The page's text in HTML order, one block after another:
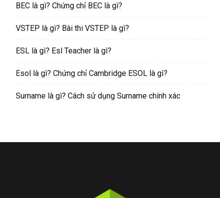
BEC là gì? Chứng chỉ BEC là gì?
VSTEP là gì? Bài thi VSTEP là gì?
ESL là gì? Esl Teacher là gì?
Esol là gì? Chứng chỉ Cambridge ESOL là gì?
Surname là gì? Cách sử dụng Surname chính xác